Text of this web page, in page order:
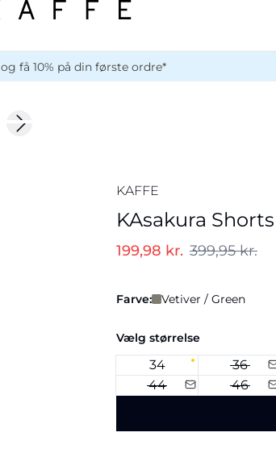
og få 10% på din første ordre*
Next slide
KAFFE
KAsakura Shorts
199,98 kr. 399,95 kr.
Farve: Vetiver / Green
Vælg størrelse
34 36
44
46